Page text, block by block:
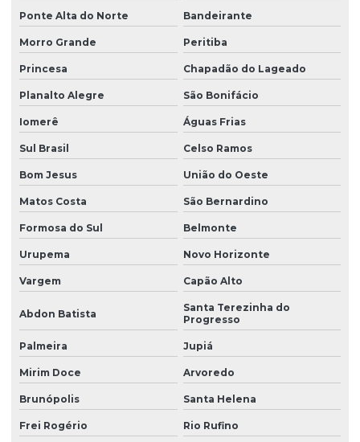
Ponte Alta do Norte Bandeirante
Morro Grande Peritiba
Princesa Chapadão do Lageado
Planalto Alegre São Bonifácio
Iomerê Águas Frias
Sul Brasil Celso Ramos
Bom Jesus União do Oeste
Matos Costa São Bernardino
Formosa do Sul Belmonte
Urupema Novo Horizonte
Vargem Capão Alto
Abdon Batista
Santa Terezinha do
Progresso
Palmeira Jupiá
Mirim Doce Arvoredo
Brunópolis Santa Helena
Frei Rogério Rio Rufino